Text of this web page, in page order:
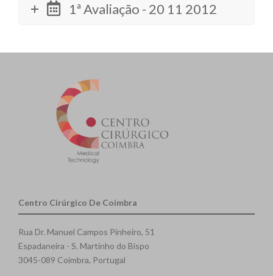
1ª Avaliação - 20 11 2012
Centro Cirúrgico De Coimbra
Rua Dr. Manuel Campos Pinheiro, 51
Espadaneira - S. Martinho do Bispo
3045-089 Coimbra, Portugal